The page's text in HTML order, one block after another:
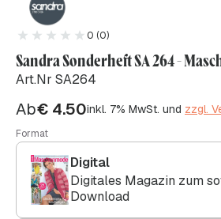
0 (0)
Sandra Sonderheft SA 264 -
Art.Nr SA264
Ab€ 4.50inkl. 7% MwSt. und zzgl.
Format
Digital
Digitales Magazin zum
Download